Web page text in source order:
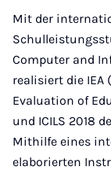
Mit der
Computer and
realisiert die
Evaluation of
und ICILS 2018
Mithilfe eines
elaborierten